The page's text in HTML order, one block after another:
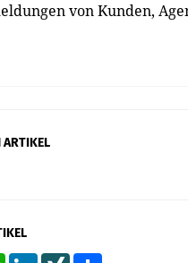
von Kunden,
ARTIKEL
WhatsAppLinkedInXING